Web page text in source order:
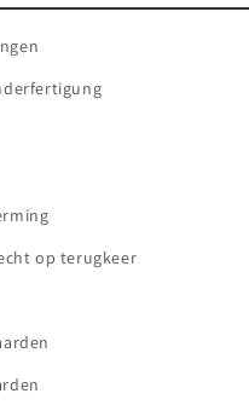
op terugkeer